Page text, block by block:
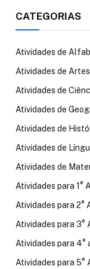
CATEGORIAS
Atividades de
Atividades de Artes
Atividades de
Atividades de
Atividades de
Atividades de
Atividades de
Atividades para 1°
Atividades para 2°
Atividades para 3°
Atividades para 4°
Atividades para 5°